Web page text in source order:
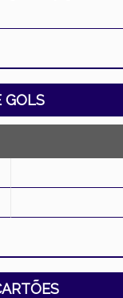
GOLS